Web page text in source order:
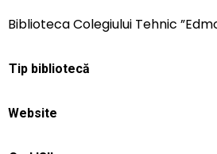
Biblioteca Colegiului Tehnic
Tip bibliotecă
Website